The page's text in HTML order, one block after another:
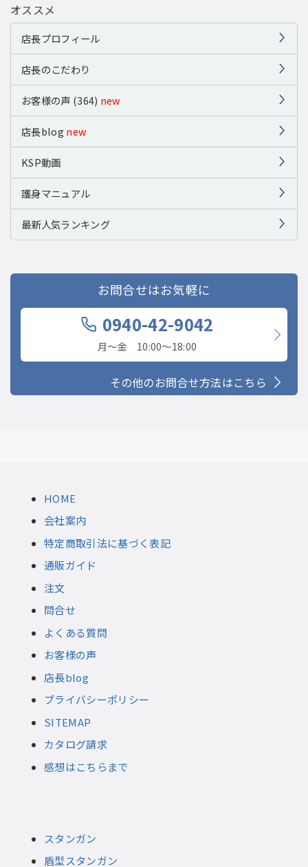
オススメ
店長プロフィール
店長のこだわり
お客様の声 (364) new
店長blog new
KSP動画
護身マニュアル
最新人気ランキング
お問合せはお気軽に
0940-42-9042
月〜金 10:00〜18:00
その他のお問合せ方法はこちら
HOME
会社案内
特定商取引法に基づく表記
通販ガイド
注文
問合せ
よくある質問
お客様の声
店長blog
プライバシーポリシー
SITEMAP
カタログ請求
感想はこちらまで
スタンガン
盾型スタンガン